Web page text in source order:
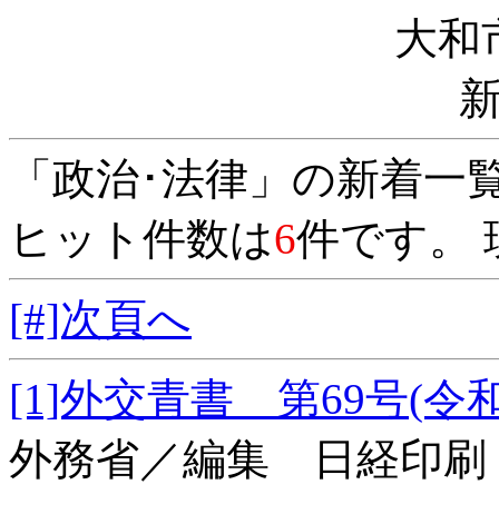
大和
「政治･法律」の新着一
ヒット件数は6件です。
[#]次頁へ
[1]外交青書 第69号
外務省／編集 日経印刷